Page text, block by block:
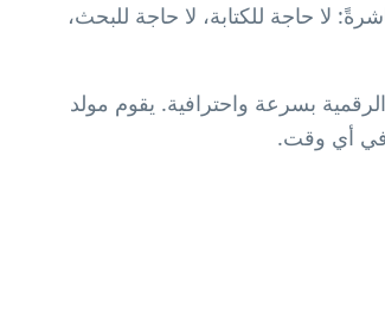
لا حاجة للكتابة، لا حاجة للبحث،
بسرعة واحترافية. يقوم مولد